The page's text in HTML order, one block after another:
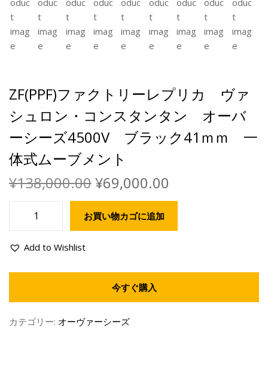
ZF(PPF)ファクトリーレプリカ ヴァ
シュロン・コンスタンタン オーバ
ーシーズ4500V ブラック41ｍｍ 一
体式ムーブメント
¥138,000.00¥69,000.00
お買い物カゴに追加
Add to Wishlist
今すぐ購入
カテゴリー: オーヴァーシーズ